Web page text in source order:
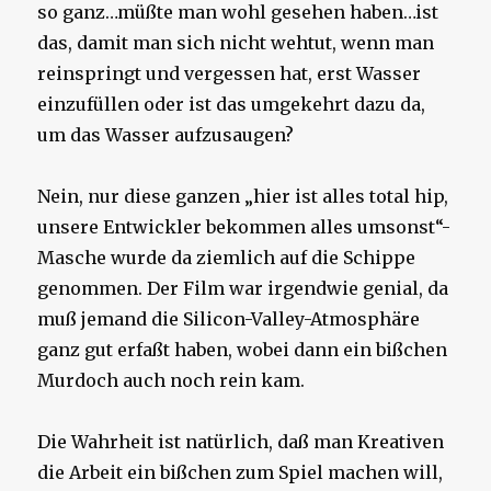
so ganz…müßte man wohl gesehen haben…ist
das, damit man sich nicht wehtut, wenn man
reinspringt und vergessen hat, erst Wasser
einzufüllen oder ist das umgekehrt dazu da,
um das Wasser aufzusaugen?
Nein, nur diese ganzen „hier ist alles total hip,
unsere Entwickler bekommen alles umsonst“-
Masche wurde da ziemlich auf die Schippe
genommen. Der Film war irgendwie genial, da
muß jemand die Silicon-Valley-Atmosphäre
ganz gut erfaßt haben, wobei dann ein bißchen
Murdoch auch noch rein kam.
Die Wahrheit ist natürlich, daß man Kreativen
die Arbeit ein bißchen zum Spiel machen will,